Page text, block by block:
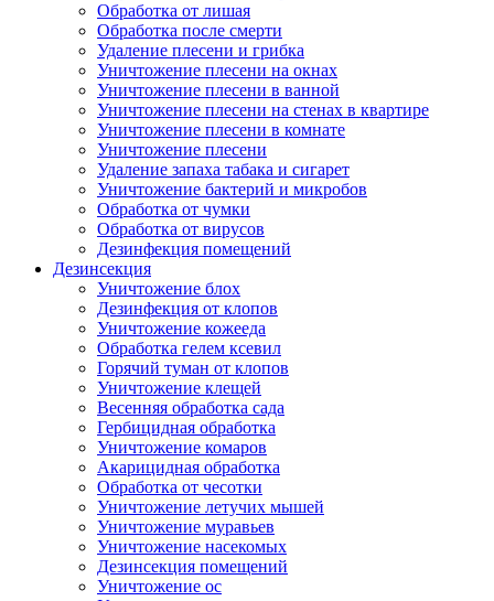
Обработка от лишая
Обработка после смерти
Удаление плесени и грибка
Уничтожение плесени на окнах
Уничтожение плесени в ванной
Уничтожение плесени на стенах в квартире
Уничтожение плесени в комнате
Уничтожение плесени
Удаление запаха табака и сигарет
Уничтожение бактерий и микробов
Обработка от чумки
Обработка от вирусов
Дезинфекция помещений
Дезинсекция
Уничтожение блох
Дезинфекция от клопов
Уничтожение кожееда
Обработка гелем ксевил
Горячий туман от клопов
Уничтожение клещей
Весенняя обработка сада
Гербицидная обработка
Уничтожение комаров
Акарицидная обработка
Обработка от чесотки
Уничтожение летучих мышей
Уничтожение муравьев
Уничтожение насекомых
Дезинсекция помещений
Уничтожение ос